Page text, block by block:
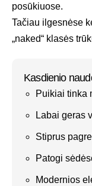
posūkiuose.
Tačiau ilgesnėse
„naked“ klasės
Kasdienio
Puikiai tinka
Labai geras
Stiprus
Patogi
Modernios